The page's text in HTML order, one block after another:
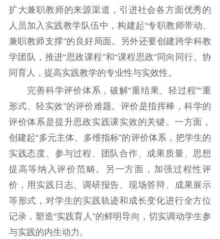
扩大兼职教师的来源渠道，引进社会各方面优秀的
人员加入实践教学队伍中，构建起“专职教师带动、
兼职教师支撑”的良好局面。另外还要创建跨学科教
学团队，推进“思政课程”和“课程思政”同向同行、协
同育人，提高实践教学的专业性与实效性。
完善科学评价体系，破解“重结果、轻过程”“重
形式、轻实效”的评价难题。评价是指挥棒，科学的
评价体系是提升思政实践课实效的关键。一方面，
创建起“多元主体、多维指标”的评价体系，把学生的
实践态度、参与过程、团队合作、成果质量、思想
提高等纳入评价范畴。另一方面，加强过程性评
价，用实践日志、调研报告、现场答辩、成果展示
等形式，对学生的实践轨迹和成长变化进行全方位
记录，塑造“实践育人”的鲜明导向，切实调动学生参
与实践的内生动力。